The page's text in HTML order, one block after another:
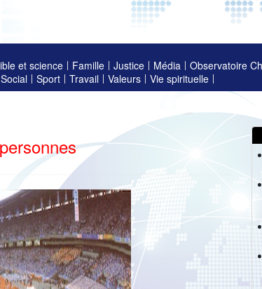
et science Famille Justice Média Observatoire
Social Sport Travail Valeurs Vie spirituelle